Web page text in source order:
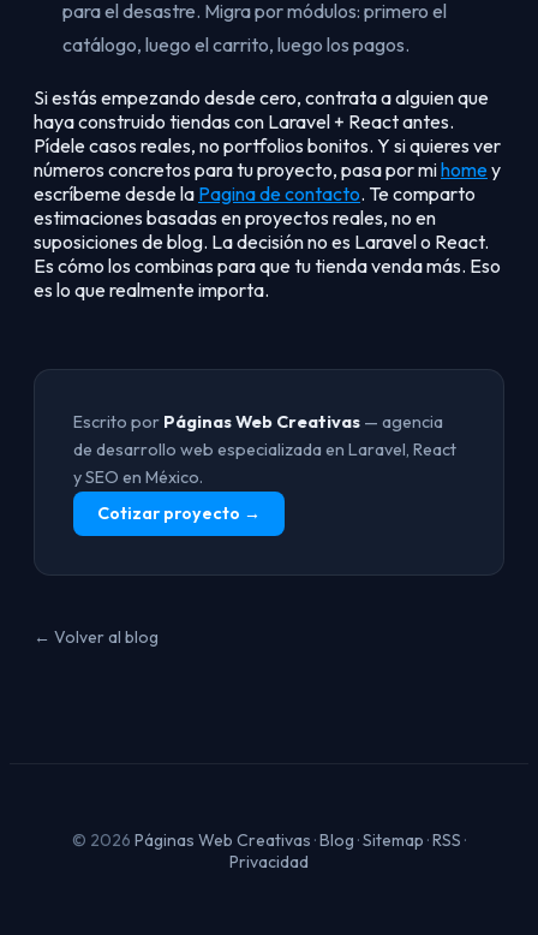
para el desastre. Migra por módulos: primero el
catálogo, luego el carrito, luego los pagos.
Si estás empezando desde cero, contrata a alguien que
haya construido tiendas con Laravel + React antes.
Pídele casos reales, no portfolios bonitos. Y si quieres ver
números concretos para tu proyecto, pasa por mihomey
escríbeme desde la Pagina de contacto. Te comparto
estimaciones basadas en proyectos reales, no en
suposiciones de blog. La decisión no es Laravel o React.
Es cómo los combinas para que tu tienda venda más. Eso
es lo que realmente importa.
Escrito por Páginas Web Creativas — agencia
de desarrollo web especializada en Laravel, React
y SEO en México.
Cotizar proyecto →
← Volver al blog
© 2026 Páginas Web Creativas ·Blog ·Sitemap ·RSS ·
Privacidad